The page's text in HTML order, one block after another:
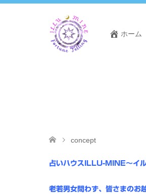
ホーム
concept
占いハウスILLU-MINE～イ
老若男女問わず、皆さまのお